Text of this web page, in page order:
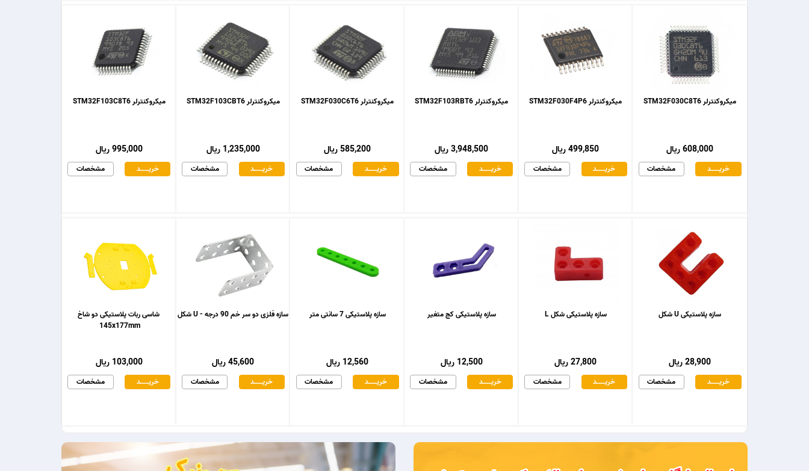
میکروکنترلر STM32F103C8T6
995,000 ریال
مشخصات خریـــــــد
میکروکنترلر STM32F103CBT6
1,235,000 ریال
مشخصات خریـــــــد
میکروکنترلر STM32F030C6T6
585,200 ریال
مشخصات خریـــــــد
میکروکنترلر STM32F103RBT6
3,948,500 ریال
مشخصات خریـــــــد
میکروکنترلر STM32F030F4P6
499,850 ریال
مشخصات خریـــــــد
میکروکنترلر STM32F030C8T6
608,000 ریال
مشخصات خریـــــــد
شاسی ربات پلاستیکی دو شاخ
145x177mm
103,000 ریال
مشخصات خریـــــــد
سازه فلزی دو سر خم 90 درجه - U شکل
45,600 ریال
مشخصات خریـــــــد
سازه پلاستیکی 7 سانتی متر
12,560 ریال
مشخصات خریـــــــد
سازه پلاستیکی کج متغیر
12,500 ریال
مشخصات خریـــــــد
سازه پلاستیکی شکل L
27,800 ریال
مشخصات خریـــــــد
سازه پلاستیکی U شکل
28,900 ریال
مشخصات خریـــــــد